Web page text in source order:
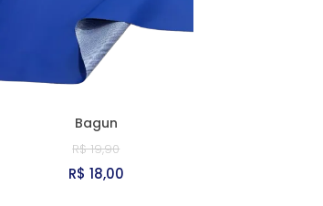
Bagun
R$ 19,90
R$ 18,00